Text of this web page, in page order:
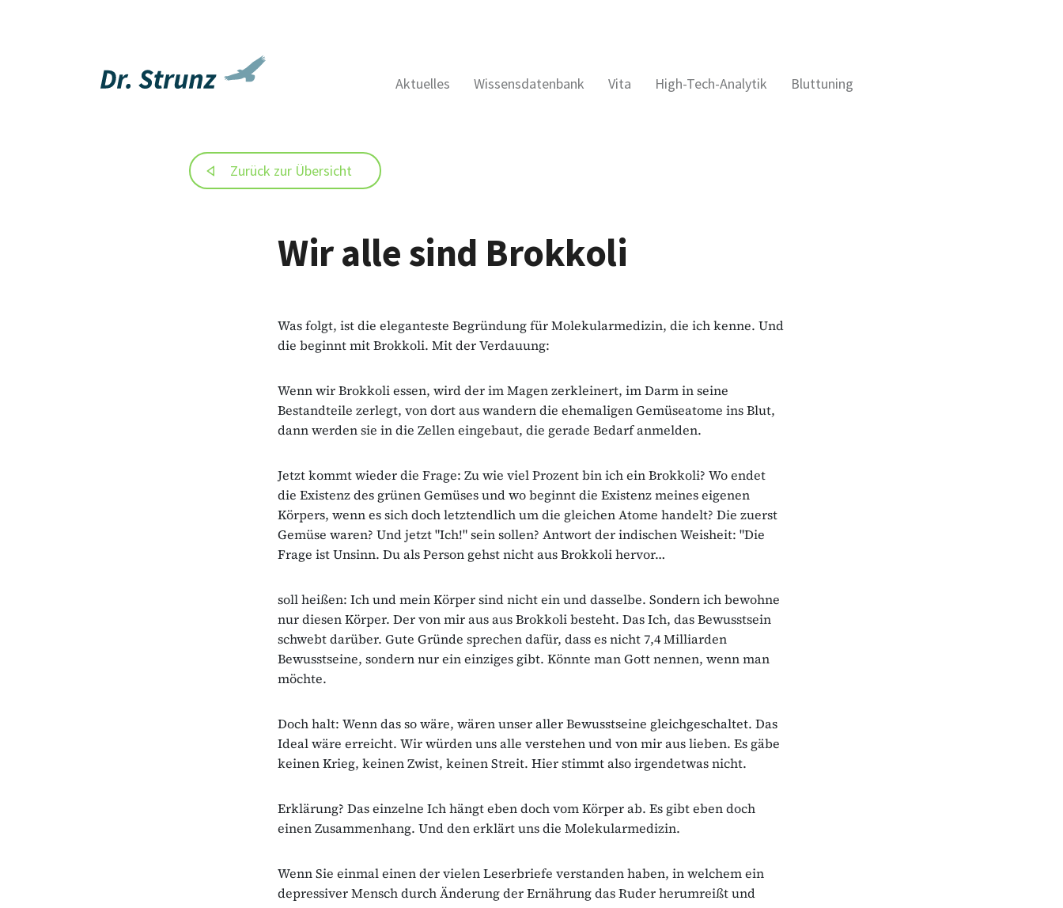
Aktuelles Wissensdatenbank Vita High-Tech-Analytik Bluttuning
Zurück zur Übersicht
Wir alle sind Brokkoli
Was folgt, ist die eleganteste Begründung für Molekularmedizin, die ich kenne. Und
die beginnt mit Brokkoli. Mit der Verdauung:
Wenn wir Brokkoli essen, wird der im Magen zerkleinert, im Darm in seine
Bestandteile zerlegt, von dort aus wandern die ehemaligen Gemüseatome ins Blut,
dann werden sie in die Zellen eingebaut, die gerade Bedarf anmelden.
Jetzt kommt wieder die Frage: Zu wie viel Prozent bin ich ein Brokkoli? Wo endet
die Existenz des grünen Gemüses und wo beginnt die Existenz meines eigenen
Körpers, wenn es sich doch letztendlich um die gleichen Atome handelt? Die zuerst
Gemüse waren? Und jetzt "Ich!" sein sollen? Antwort der indischen Weisheit: "Die
Frage ist Unsinn. Du als Person gehst nicht aus Brokkoli hervor…
soll heißen: Ich und mein Körper sind nicht ein und dasselbe. Sondern ich bewohne
nur diesen Körper. Der von mir aus aus Brokkoli besteht. Das Ich, das Bewusstsein
schwebt darüber. Gute Gründe sprechen dafür, dass es nicht 7,4 Milliarden
Bewusstseine, sondern nur ein einziges gibt. Könnte man Gott nennen, wenn man
möchte.
Doch halt: Wenn das so wäre, wären unser aller Bewusstseine gleichgeschaltet. Das
Ideal wäre erreicht. Wir würden uns alle verstehen und von mir aus lieben. Es gäbe
keinen Krieg, keinen Zwist, keinen Streit. Hier stimmt also irgendetwas nicht.
Erklärung? Das einzelne Ich hängt eben doch vom Körper ab. Es gibt eben doch
einen Zusammenhang. Und den erklärt uns die Molekularmedizin.
Wenn Sie einmal einen der vielen Leserbriefe verstanden haben, in welchem ein
depressiver Mensch durch Änderung der Ernährung das Ruder herumreißt und